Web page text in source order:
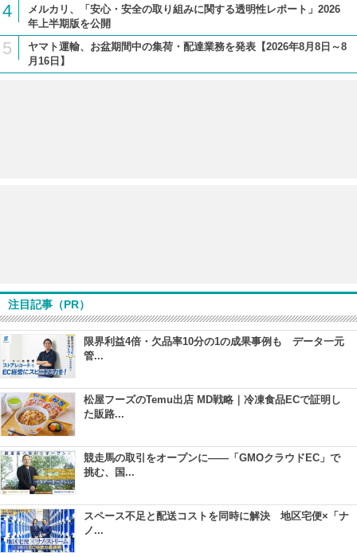
4
メルカリ、「安心・安全の取り組みに関する透明性レポート」2026
年上半期版を公開
5
ヤマト運輸、お盆期間中の集荷・配達業務を発表【2026年8月8日～8
月16日】
注目記事（PR）
限界利益4倍・欠品率10分の1の成果事例も データ一元
管...
松屋フーズのTemu出店 MD戦略｜冷凍食品ECで証明し
た販路...
競走馬の取引をオープンに――「GMOクラウドEC」で
挑む、国...
スペース不足と配送コストを同時に解決 地区宅便×「ナ
ノ...